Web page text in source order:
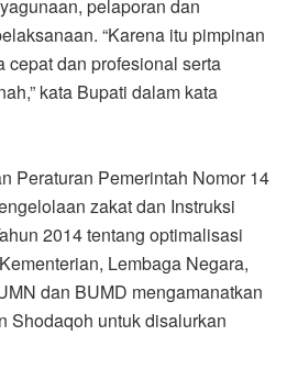
pelaporan dan
“Karena itu pimpinan
cepat dan profesional serta
kata Bupati dalam kata
Peraturan Pemerintah Nomor 14
zakat dan Instruksi
2014 tentang optimalisasi
Lembaga Negara,
dan BUMD mengamanatkan
Shodaqoh untuk disalurkan